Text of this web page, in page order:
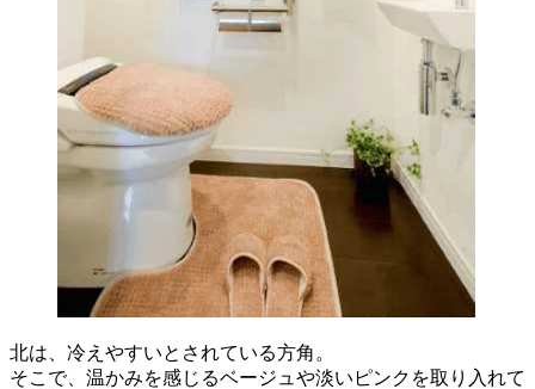
北は、冷えやすいとされている方角。
そこで、温かみを感じるベージュや淡いピンクを取り入れて